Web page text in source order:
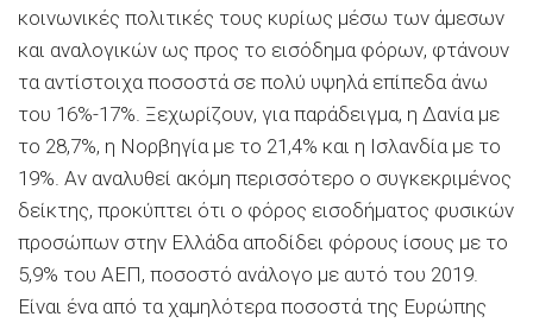
κοινωνικές πολιτικές τους κυρίως μέσω των άμεσων
και αναλογικών ως προς το εισόδημα φόρων, φτάνουν
τα αντίστοιχα ποσοστά σε πολύ υψηλά επίπεδα άνω
του 16%-17%. Ξεχωρίζουν, για παράδειγμα, η Δανία με
το 28,7%, η Νορβηγία με το 21,4% και η Ισλανδία με το
19%. Αν αναλυθεί ακόμη περισσότερο ο συγκεκριμένος
δείκτης, προκύπτει ότι ο φόρος εισοδήματος φυσικών
προσώπων στην Ελλάδα αποδίδει φόρους ίσους με το
5,9% του ΑΕΠ, ποσοστό ανάλογο με αυτό του 2019.
Είναι ένα από τα χαμηλότερα ποσοστά της Ευρώπης